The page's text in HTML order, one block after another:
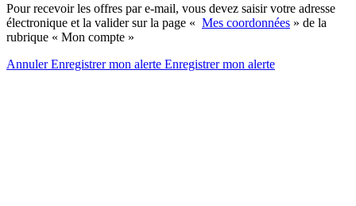
Pour recevoir les offres par e-mail, vous devez saisir votre adresse
électronique et la valider sur la page « Mes coordonnées » de la
rubrique « Mon compte »
AnnulerEnregistrer mon alerte Enregistrermon alerte